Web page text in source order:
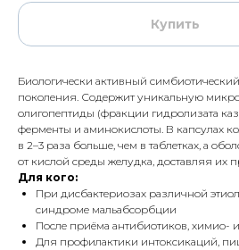
Купить
Биологически активный
поколения. Содержит уникальную
олигопептиды (фракции гидролизата
ферменты и аминокислоты. В капсулах
в 2–3 раза больше, чем в таблетках, а
от кислой среды желудка, доставляя их
Для кого:
При дисбактериозах различной
синдроме мальабсорбции
После приёма антибиотиков, химио-
Для профилактики интоксикаций,